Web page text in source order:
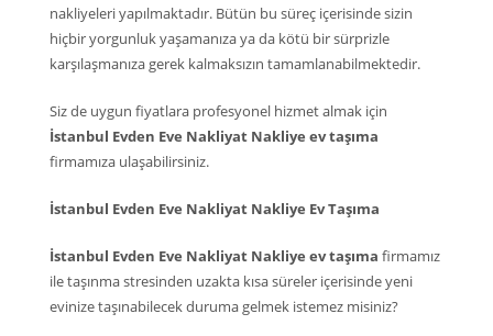
nakliyeleri yapılmaktadır. Bütün bu süreç içerisinde sizin
hiçbir yorgunluk yaşamanıza ya da kötü bir sürprizle
karşılaşmanıza gerek kalmaksızın tamamlanabilmektedir.
Siz de uygun fiyatlara profesyonel hizmet almak için
İstanbul Evden Eve Nakliyat Nakliye ev taşıma
firmamıza ulaşabilirsiniz.
İstanbul Evden Eve Nakliyat Nakliye Ev Taşıma
İstanbul Evden Eve Nakliyat Nakliye ev taşıma firmamız
ile taşınma stresinden uzakta kısa süreler içerisinde yeni
evinize taşınabilecek duruma gelmek istemez misiniz?